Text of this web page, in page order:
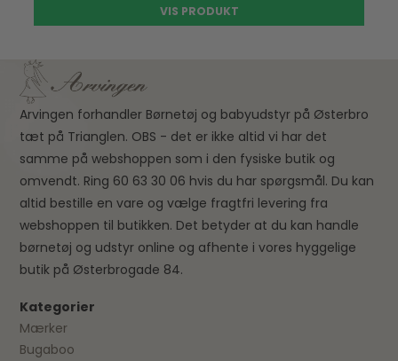
VIS PRODUKT
Arvingen forhandler Børnetøj og babyudstyr på Østerbro
tæt på Trianglen. OBS - det er ikke altid vi har det
samme på webshoppen som i den fysiske butik og
omvendt. Ring 60 63 30 06 hvis du har spørgsmål. Du kan
altid bestille en vare og vælge fragtfri levering fra
webshoppen til butikken. Det betyder at du kan handle
børnetøj og udstyr online og afhente i vores hyggelige
butik på Østerbrogade 84.
Kategorier
Mærker
Bugaboo